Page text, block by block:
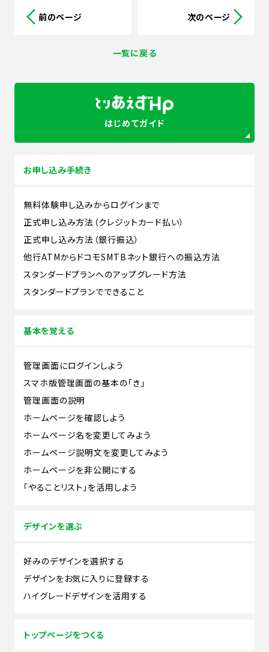
前のページ
一覧に戻る
次のページ
はじめてガイド
お申し込み手続き
無料体験申し込みからログインまで
正式申し込み方法（クレジットカード払い）
正式申し込み方法（銀行振込）
他行ATMからドコモSMTBネット銀行への振込方法
スタンダードプランへのアップグレード方法
スタンダードプランでできること
基本を覚える
管理画面にログインしよう
スマホ版管理画面の基本の「き」
管理画面の説明
ホームページを確認しよう
ホームページ名を変更してみよう
ホームページ説明文を変更してみよう
ホームページを非公開にする
「やることリスト」を活用しよう
デザインを選ぶ
好みのデザインを選択する
デザインをお気に入りに登録する
ハイグレードデザインを活用する
トップページをつくる